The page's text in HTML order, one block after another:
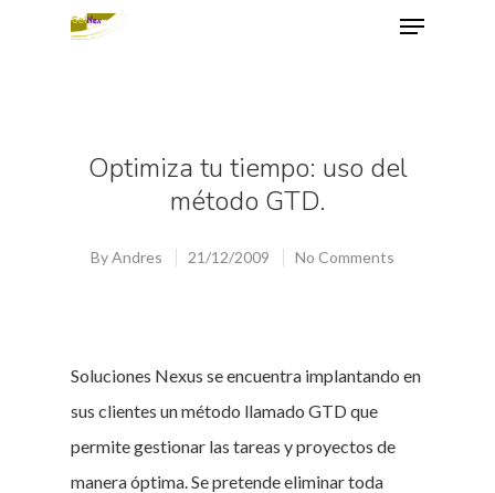
Optimiza tu tiempo: uso del
método GTD.
ByAndres 21/12/2009 No Comments
Soluciones Nexus se encuentra implantando en
sus clientes un método llamado GTD que
permite gestionar las tareas y proyectos de
manera óptima. Se pretende eliminar toda